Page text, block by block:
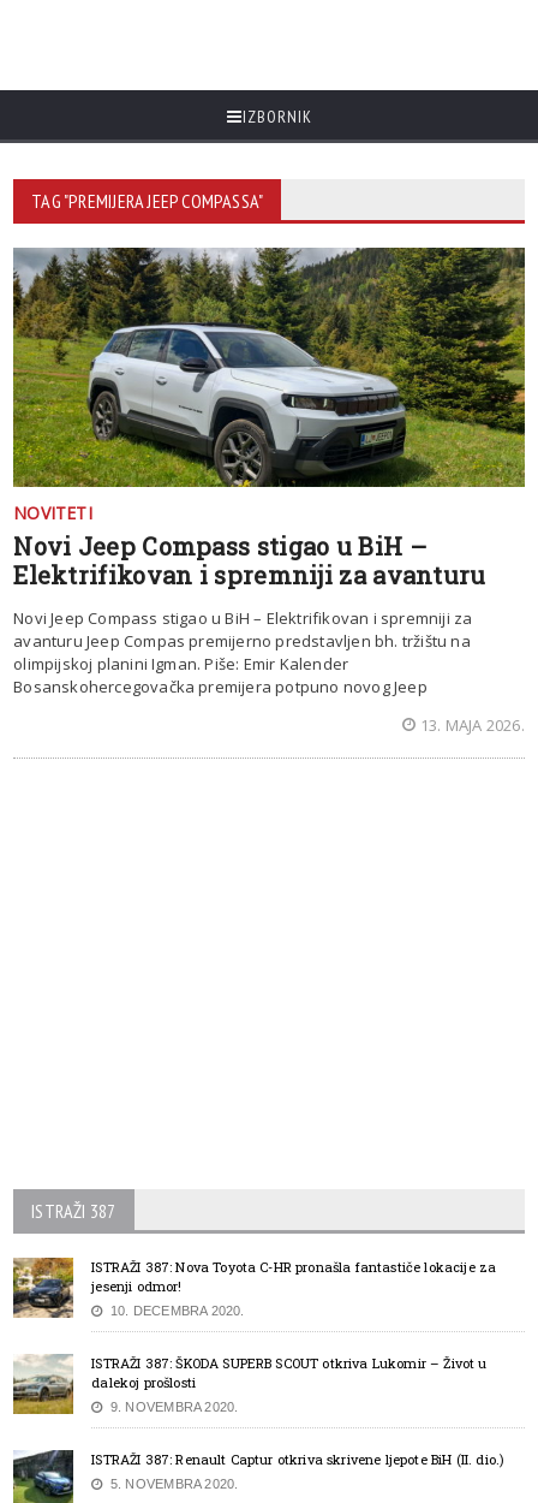
IZBORNIK
TAG "PREMIJERA JEEP COMPASSA"
NOVITETI
Novi Jeep Compass stigao u BiH –
Elektrifikovan i spremniji za avanturu
Novi Jeep Compass stigao u BiH – Elektrifikovan i spremniji za
avanturu Jeep Compas premijerno predstavljen bh. tržištu na
olimpijskoj planini Igman. Piše: Emir Kalender
Bosanskohercegovačka premijera potpuno novog Jeep
13. MAJA 2026.
ISTRAŽI 387
ISTRAŽI 387: Nova Toyota C-HR pronašla fantastiče lokacije za
jesenji odmor!
10. DECEMBRA 2020.
ISTRAŽI 387: ŠKODA SUPERB SCOUT otkriva Lukomir – Život u
dalekoj prošlosti
9. NOVEMBRA 2020.
ISTRAŽI 387: Renault Captur otkriva skrivene ljepote BiH (II. dio.)
5. NOVEMBRA 2020.